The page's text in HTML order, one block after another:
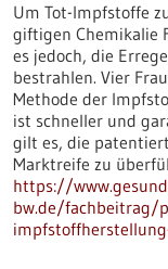
Um Tot-Impfstoffe
giftigen Chemikalie
es jedoch, die
bestrahlen. Vier
Methode der
ist schneller und
gilt es, die
Marktreife zu
https://
bw.de/fachbeitrag/